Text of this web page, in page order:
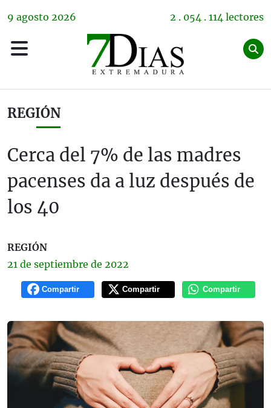
9 agosto 2026 2 . 054 . 114 lectores
REGIÓN
Cerca del 7% de las madres
pacenses da a luz después de
los 40
REGIÓN
21 de septiembre de 2022
Compartir Compartir Compartir